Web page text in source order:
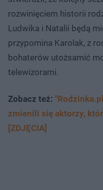
rozwinięciem historii
Ludwika i Natalii będą
przypomina Karolak, z
bohaterów utożsamić
telewizorami.
Zobacz też:
zmienili się aktorzy,
[ZDJĘCIA]